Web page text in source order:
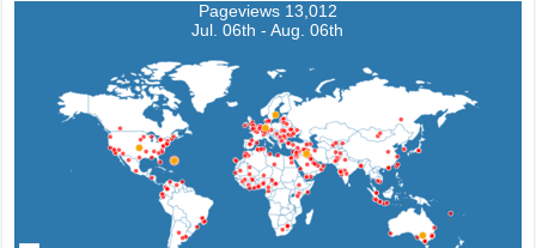
13,012 Pageviews
Jul. 06th - Aug. 06th